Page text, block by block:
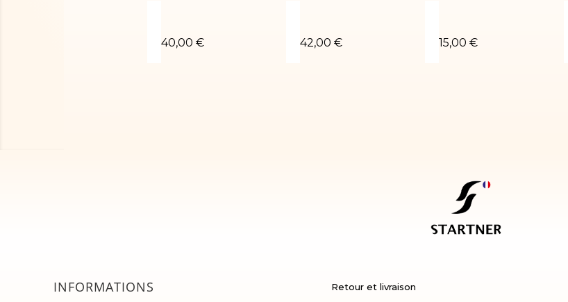
40,00 € 42,00 € 15,00 €
INFORMATIONS
Retour et livraison